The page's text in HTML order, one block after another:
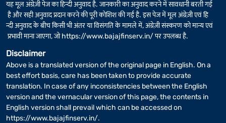
यह मूल अंग्रेज़ी पेज का हिन्दी अनुवाद है. जानकारी का अनुवाद करने में सावधानी बरती गई
है और सही अनुवाद प्रदान करने की पूरी कोशिश की गई है. इस पेज में मूल अंग्रेज़ी एवं हि
न्दी अनुवाद के बीच किसी भी अंतर या विसंगति के मामले में, अंग्रेज़ी संस्करण को मान्य एवं
प्रभावी माना जाएगा, जोhttps://www.bajajfinserv.in/पर उपलब्ध है.
Disclaimer
Above is a translated version of the original page in English. On a
best effort basis, care has been taken to provide accurate
translation. In case of any inconsistencies between the English
version and the vernacular version of this page, the contents in
English version shall prevail which can be accessed on
https://www.bajajfinserv.in/.